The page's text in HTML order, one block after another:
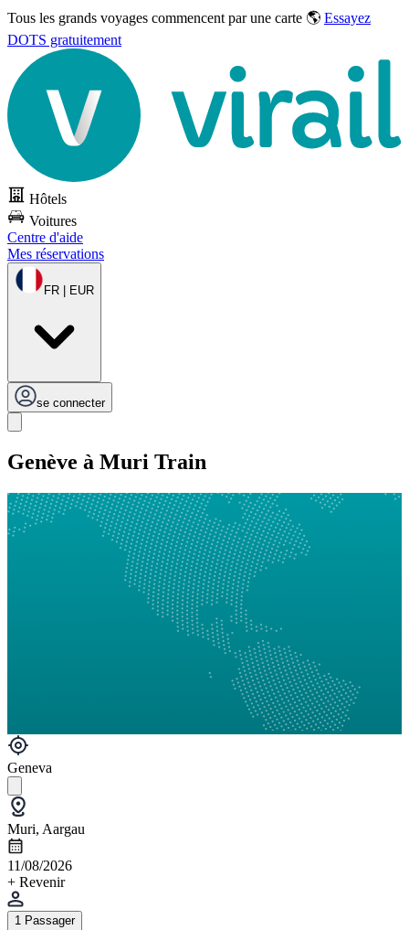
Tous les grands voyages commencent par une carte 🌎 Essayez
DOTS gratuitement
Hôtels
Voitures
Centre d'aide
Mes réservations
FR | EUR
se connecter
Genève à Muri Train
Geneva
Muri, Aargau
11/08/2026
+ Revenir
1 Passager